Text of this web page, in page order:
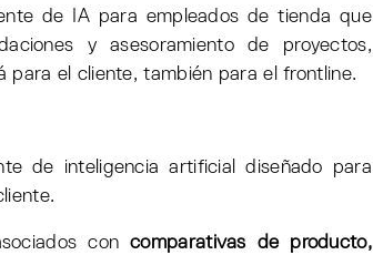
de IA para empleados de tienda que
y asesoramiento de proyectos,
para el cliente, también para el frontline.
de inteligencia artificial diseñado para
concomparativas de producto,